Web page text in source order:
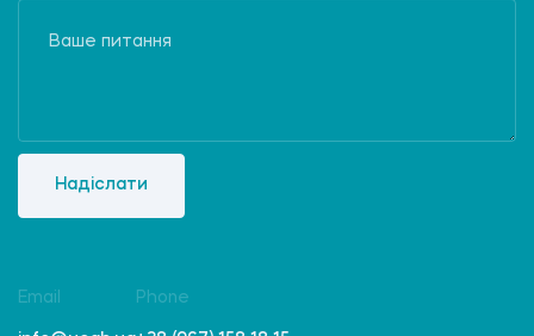
Надіслати
Email Phone